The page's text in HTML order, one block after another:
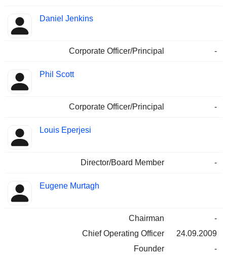
Daniel Jenkins
Corporate Officer/Principal -
Phil Scott
Corporate Officer/Principal -
Louis Eperjesi
Director/Board Member -
Eugene Murtagh
Chairman
-
Chief Operating Officer
24.09.2009
Founder
-